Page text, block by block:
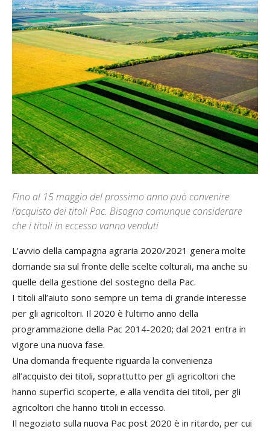
Fino al 15 maggio del prossimo anno può convenire
l’acquisto dei titoli Pac. Bisogna comunque considerare
che i titoli in eccesso vanno venduti
L’avvio della campagna agraria 2020/2021 genera molte
domande sia sul fronte delle scelte colturali, ma anche su
quelle della gestione del sostegno della Pac.
I titoli all’aiuto sono sempre un tema di grande interesse
per gli agricoltori. Il 2020 è l’ultimo anno della
programmazione della Pac 2014-2020; dal 2021 entra in
vigore una nuova fase.
Una domanda frequente riguarda la convenienza
all’acquisto dei titoli, soprattutto per gli agricoltori che
hanno superfici scoperte, e alla vendita dei titoli, per gli
agricoltori che hanno titoli in eccesso.
Il negoziato sulla nuova Pac post 2020 è in ritardo, per cui